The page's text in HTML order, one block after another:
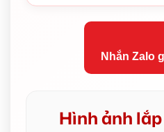
Nhắn Zalo
Hình ảnh